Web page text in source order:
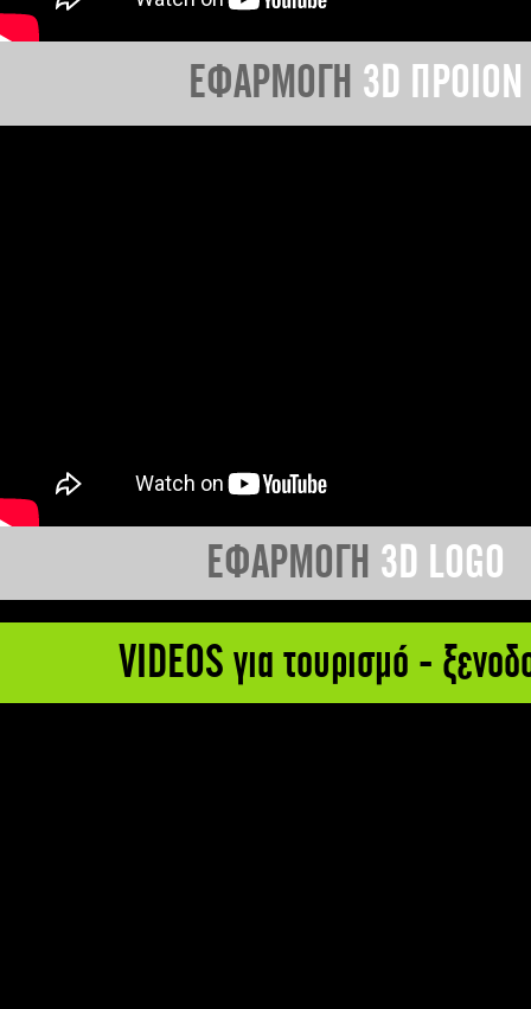
ΕΦΑΡΜΟΓΗ 3D ΠΡΟΙΟΝ
ΕΦΑΡΜΟΓΗ 3D LOGO
VIDEOS για τουρισμό -